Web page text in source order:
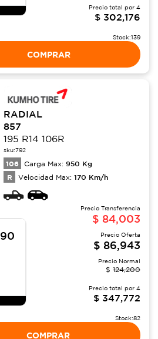
Precio total por 4
$ 302,176
Stock:139
COMPRAR
RADIAL
857
195 R14 106R
sku:792
106 Carga Max: 950 Kg
R Velocidad Max: 170 Km/h
Precio Transferencia
$ 84,003
Precio Oferta
$ 86,943
Precio Normal
$ 124,200
Precio total por 4
$ 347,772
Stock:82
COMPRAR